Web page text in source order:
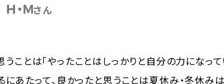
Ｈ・Ｍさん
ことは「やったことはしっかりと自分の力になって
あたって、良かったと思うことは夏休み・冬休